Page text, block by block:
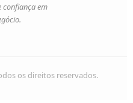
confiança em
os direitos reservados.